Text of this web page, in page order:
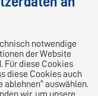
notwendige
der Website
Für diese Cookies
diese Cookies auch
ablehnen“ auswählen.